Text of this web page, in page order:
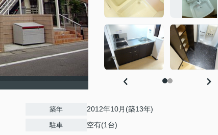
築年 2012年10月(築13年)
駐車 空有(1台)